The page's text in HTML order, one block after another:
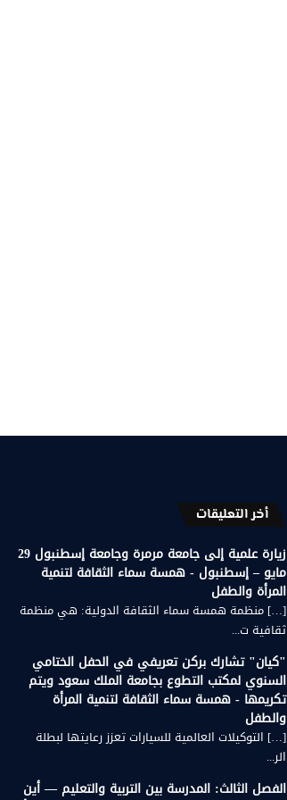
أخر التعليقات
زيارة علمية إلى جامعة مرمرة وجامعة إسطنبول 29
مايو – إسطنبول - همسة سماء الثقافة لتنمية
المرأة والطفل
[…] منظمة همسة سماء الثقافة الدولية: هي منظمة
ثقافية ت...
"كيان" تشارك بركن تعريفي في الحفل الختامي
السنوي لمكتب التطوع بجامعة الملك سعود ويتم
تكريمها - همسة سماء الثقافة لتنمية المرأة
والطفل
[…] التوكيلات العالمية للسيارات تعزز رعايتها لبطلة
الر...
الفصل الثالث: المدرسة بين التربية والتعليم — أين